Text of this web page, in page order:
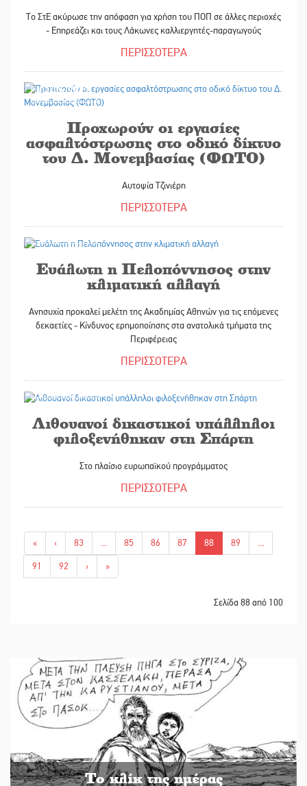
Το ΣτΕ ακύρωσε την απόφαση για χρήση του ΠΟΠ σε άλλες περιοχές
- Επηρεάζει και τους Λάκωνες καλλιεργητές-παραγωγούς
ΠΕΡΙΣΣΟΤΕΡΑ
01/06/2022
Προχωρούν οι εργασίες
ασφαλτόστρωσης στο οδικό δίκτυο
του Δ. Μονεμβασίας (ΦΩΤΟ)
Αυτοψία Τζινιέρη
ΠΕΡΙΣΣΟΤΕΡΑ
Ευάλωτη η Πελοπόννησος στην
κλιματική αλλαγή
Ανησυχία προκαλεί μελέτη της Ακαδημίας Αθηνών για τις επόμενες
δεκαετίες - Κίνδυνος ερημοποίησης στα ανατολικά τμήματα της
Περιφέρειας
ΠΕΡΙΣΣΟΤΕΡΑ
Λιθουανοί δικαστικοί υπάλληλοι
φιλοξενήθηκαν στη Σπάρτη
Στο πλαίσιο ευρωπαϊκού προγράμματος
ΠΕΡΙΣΣΟΤΕΡΑ
« ‹ 83 ... 85 86 87 88 89
...
91
92 › »
Σελίδα 88 από 100
Το κλίκ της ημέρας